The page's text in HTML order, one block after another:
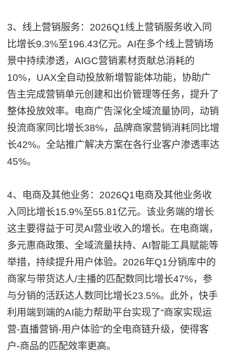
3、线上营销服务：2026Q1线上营销服务收入同
比增长9.3%至196.43亿元。AI在多个线上营销场
景中持续渗透，AIGC营销素材贡献总消耗的
10%，UAX全自动投放新增智能体功能，协助广
告主完成营销单元创建和出价管理等任务，提升了
整体投放效率。电商广告深化全域流量协同，动销
投流商家同比增长38%，品牌商家营销消耗同比增
长42%。全站推广解决方案在各行业客户渗透率达
45%。
4、电商及其他业务：2026Q1电商及其他业务收
入同比增长15.9%至55.81亿元。该业务端的增长
这主要得益于可灵AI营业收入的增长。在电商端，
多元惠商政策、全域流量扶持、AI智能工具赋能等
举措，持续提升用户体验。2026年Q1分销库中的
商家与带货达人/主播的匹配数同比增长47%，参
与分销的活跃达人数同比增长23.5%。此外，快手
利用端到端的AI能力帮助平台实现了“商家实现运
营-直播营销-用户体验”的全电商链升级，使得客
户-商品的匹配效率更高。